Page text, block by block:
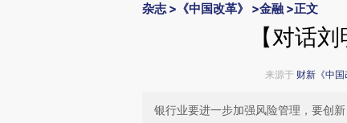
杂志> 《中国改革》 >金融 >正文
【对话
来源于 财新《中国
银行业要进一步加强风险管理，要创